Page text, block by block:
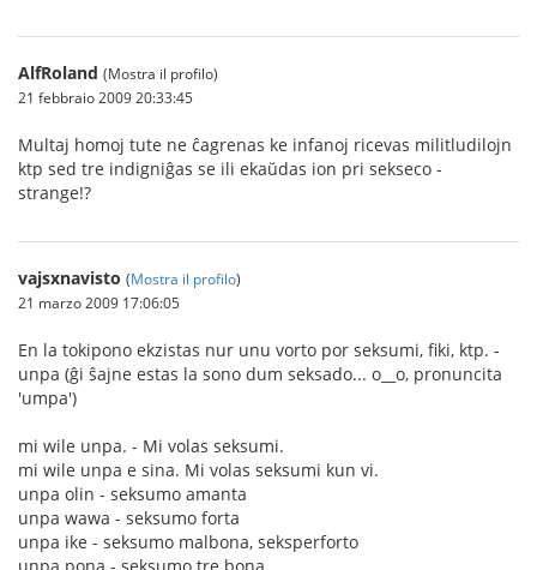
AlfRoland (Mostra il profilo)
21 febbraio 2009 20:33:45
Multaj homoj tute ne ĉagrenas ke infanoj ricevas militludilojn
ktp sed tre indigniĝas se ili ekaŭdas ion pri sekseco -
strange!?
vajsxnavisto (Mostra il profilo)
21 marzo 2009 17:06:05
En la tokipono ekzistas nur unu vorto por seksumi, fiki, ktp. -
unpa (ĝi ŝajne estas la sono dum seksado... o__o, pronuncita
'umpa')
mi wile unpa. - Mi volas seksumi.
mi wile unpa e sina. Mi volas seksumi kun vi.
unpa olin - seksumo amanta
unpa wawa - seksumo forta
unpa ike - seksumo malbona, seksperforto
unpa pona - seksumo tre bona